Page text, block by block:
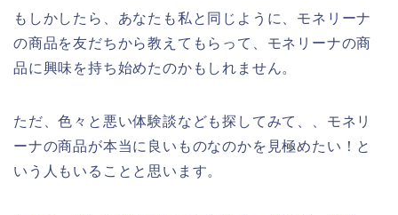
もしかしたら、あなたも私と同じように、モネリーナ
の商品を友だちから教えてもらって、モネリーナの商
品に興味を持ち始めたのかもしれません。
ただ、色々と悪い体験談なども探してみて、、モネリ
ーナの商品が本当に良いものなのかを見極めたい！と
いう人もいることと思います。